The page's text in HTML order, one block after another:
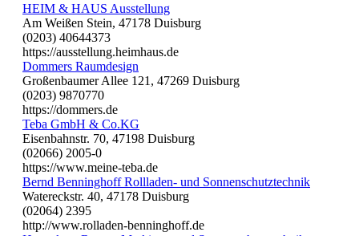
HEIM & HAUS Ausstellung
Am Weißen Stein, 47178 Duisburg
(0203) 40644373
https://ausstellung.heimhaus.de
Dommers Raumdesign
Großenbaumer Allee 121, 47269 Duisburg
(0203) 9870770
https://dommers.de
Teba GmbH & Co.KG
Eisenbahnstr. 70, 47198 Duisburg
(02066) 2005-0
https://www.meine-teba.de
Bernd Benninghoff Rollladen- und Sonnenschutztechnik
Watereckstr. 40, 47178 Duisburg
(02064) 2395
http://www.rolladen-benninghoff.de